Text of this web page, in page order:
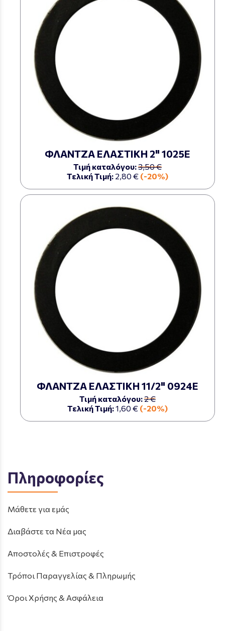
ΦΛΑΝΤΖΑ ΕΛΑΣΤΙΚΗ 2" 1025Ε
Τιμή καταλόγου:3,50 €
Τελική Τιμή: 2,80 € (-20%)
ΦΛΑΝΤΖΑ ΕΛΑΣΤΙΚΗ 11/2" 0924Ε
Τιμή καταλόγου:2 €
Τελική Τιμή:1,60 € (-20%)
Πληροφορίες
Μάθετε για εμάς
Διαβάστε τα Νέα μας
Αποστολές & Επιστροφές
Τρόποι Παραγγελίας & Πληρωμής
Όροι Χρήσης & Ασφάλεια